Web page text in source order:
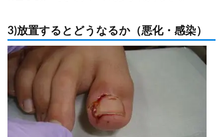
3)放置するとどうなるか（悪化・感染）